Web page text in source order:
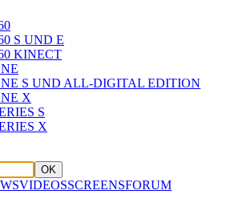
S UND E
KINECT
S UND ALL-DIGITAL EDITION
X
S
X
OK
VIDEOSSCREENSFORUM